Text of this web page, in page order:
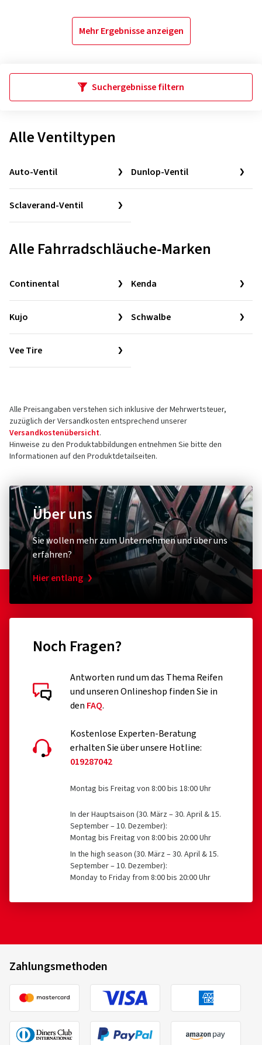
Mehr Ergebnisse anzeigen
Suchergebnisse filtern
Alle Ventiltypen
Auto-Ventil Dunlop-Ventil
Sclaverand-Ventil
Alle Fahrradschläuche-Marken
Continental Kenda
Kujo Schwalbe
Vee Tire
Alle Preisangaben verstehen sich inklusive der Mehrwertsteuer,
zuzüglich der Versandkosten entsprechend unserer
Versandkostenübersicht.
Hinweise zu den Produktabbildungen entnehmen Sie bitte den
Informationen auf den Produktdetailseiten.
Über uns
Sie wollen mehr zum Unternehmen und über uns
erfahren?
Hier entlang
Noch Fragen?
Antworten rund um das Thema Reifen
und unseren Onlineshop finden Sie in
den FAQ.
Kostenlose Experten-Beratung
erhalten Sie über unsere Hotline:
019287042
Montag bis Freitag von 8:00 bis 18:00 Uhr
In der Hauptsaison (30. März – 30. April & 15.
September – 10. Dezember):
Montag bis Freitag von 8:00 bis 20:00 Uhr
In the high season (30. März – 30. April & 15.
September – 10. Dezember):
Monday to Friday from 8:00 bis 20:00 Uhr
Zahlungsmethoden